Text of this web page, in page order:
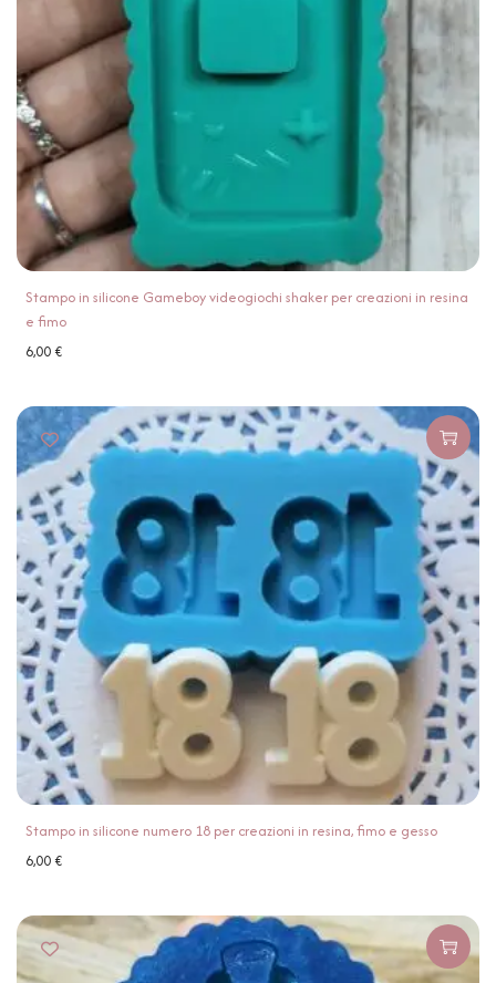
Stampo in silicone Gameboy videogiochi shaker per creazioni in resina
e fimo
6,00€
Stampo in silicone numero 18 per creazioni in resina, fimo e gesso
6,00€